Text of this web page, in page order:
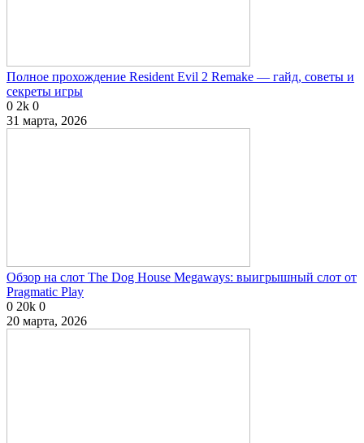
Полное прохождение Resident Evil 2 Remake — гайд, советы и
секреты игры
0 2k 0
31 марта, 2026
Обзор на слот The Dog House Megaways: выигрышный слот от
Pragmatic Play
0 20k 0
20 марта, 2026